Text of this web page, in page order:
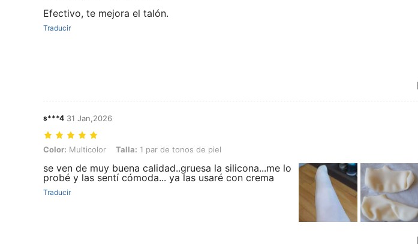
Efectivo, te mejora el talón.
Traducir
s***4 31 Jan,2026
Color: Multicolor, Talla: 1 par de tonos de piel
Color: Multicolor Talla: 1 par de tonos de piel
se ven de muy buena calidad..gruesa la silicona...me lo
probé y las sentí cómoda... ya las usaré con crema
Traducir